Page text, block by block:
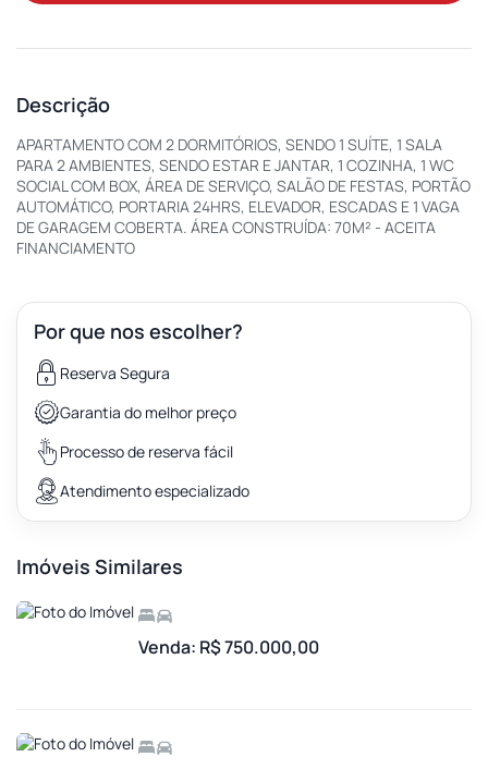
Descrição
APARTAMENTO COM 2 DORMITÓRIOS, SENDO 1 SUÍTE, 1 SALA
PARA 2 AMBIENTES, SENDO ESTAR E JANTAR, 1 COZINHA, 1 WC
SOCIAL COM BOX, ÁREA DE SERVIÇO, SALÃO DE FESTAS, PORTÃO
AUTOMÁTICO, PORTARIA 24HRS, ELEVADOR, ESCADAS E 1 VAGA
DE GARAGEM COBERTA. ÁREA CONSTRUÍDA: 70M² - ACEITA
FINANCIAMENTO
Por que nos escolher?
Reserva Segura
Garantia do melhor preço
Processo de reserva fácil
Atendimento especializado
Imóveis Similares
Venda: R$ 750.000,00